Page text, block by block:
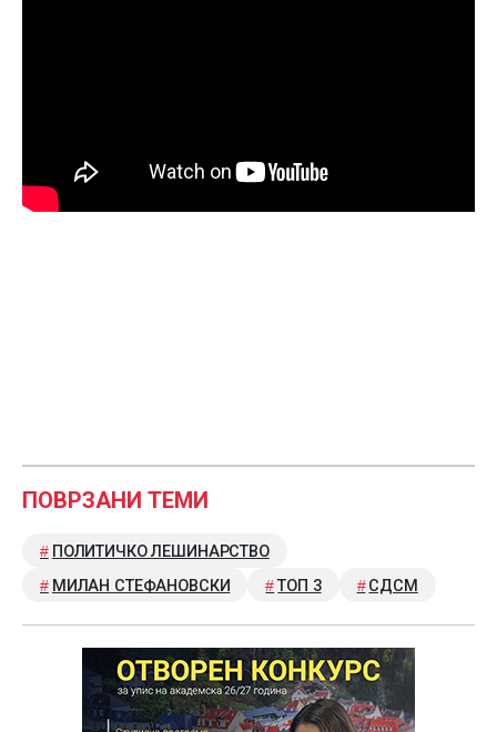
ПОВРЗАНИ ТЕМИ
ПОЛИТИЧКО ЛЕШИНАРСТВО
МИЛАН СТЕФАНОВСКИ
ТОП 3 СДСМ